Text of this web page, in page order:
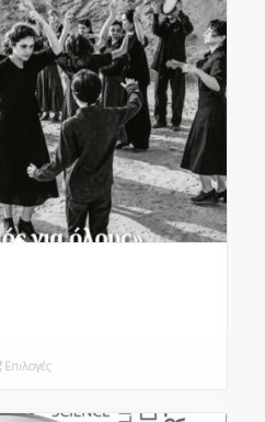
Επιλογές